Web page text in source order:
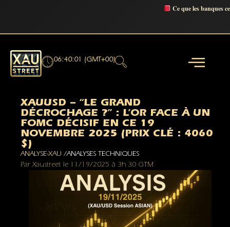
Ce que les banques
06:40:02 (GMT+00)
XAUUSD – “LE GRAND
DÉCROCHAGE ?” : L’OR FACE À UN
FOMC DÉCISIF EN CE 19
NOVEMBRE 2025 (PRIX CLÉ : 4060
$)
ANALYSE-XAU /ANALYSES TECHNIQUES
Par Xaustreet le 11/19/2025 à 3h 30 GTM